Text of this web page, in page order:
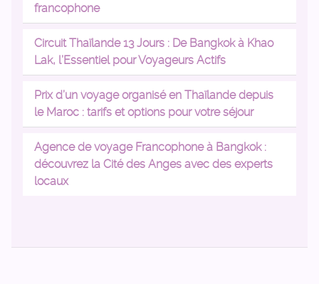
francophone
Circuit Thaïlande 13 Jours : De Bangkok à Khao
Lak, l’Essentiel pour Voyageurs Actifs
Prix d’un voyage organisé en Thaïlande depuis
le Maroc : tarifs et options pour votre séjour
Agence de voyage Francophone à Bangkok :
découvrez la Cité des Anges avec des experts
locaux